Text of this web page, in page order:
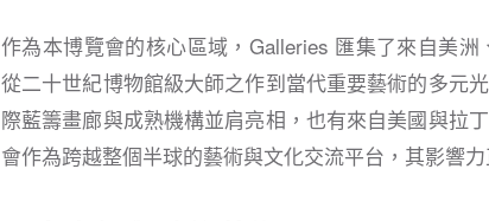
作為本博覽會的核心區域，Galleries 匯集了來自美
從二十世紀博物館級大師之作到當代重要藝術的多元
際藍籌畫廊與成熟機構並肩亮相，也有來自美國與拉
會作為跨越整個半球的藝術與文化交流平台，其影響力